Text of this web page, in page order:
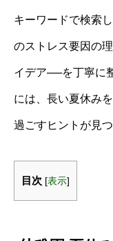
キーワードで検索
のストレス要因の
イデア──を丁寧に
には、長い夏休み
過ごすヒントが見
目次 [表示]